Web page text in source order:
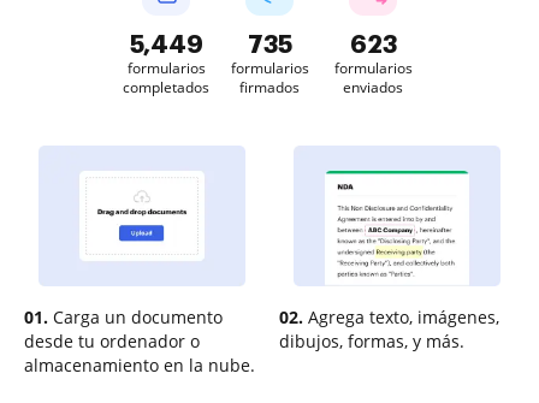
5,449
formularios
completados
735
formularios
firmados
623
formularios
enviados
01. Carga un documento
desde tu ordenador o
almacenamiento en la nube.
02. Agrega texto, imágenes,
dibujos, formas, y más.